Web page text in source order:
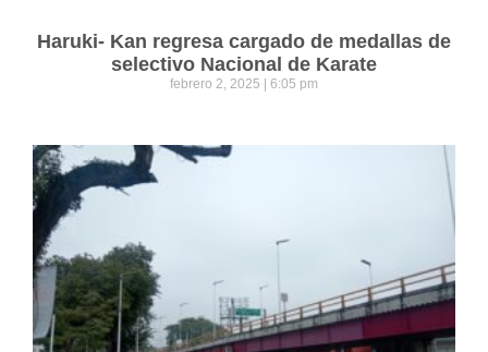
Haruki- Kan regresa cargado de medallas de
selectivo Nacional de Karate
febrero 2, 2025 6:05 pm